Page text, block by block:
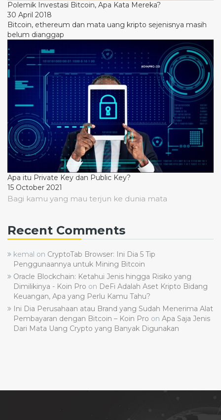
Polemik Investasi Bitcoin, Apa Kata Mereka?
30 April 2018
Bitcoin, ethereum dan mata uang kripto sejenisnya masih
belum dianggap
Apa itu Private Key dan Public Key?
15 October 2021
Bagi kamu yang mau terjun ke dunia mata
Recent Comments
kemal on CryptoTab Browser: Ini Dia 5 Tip
Penggunaannya untuk Mining Bitcoin
Oracle Blockchain: Ketahui Jenis hingga Risiko yang
Dimilikinya - Koin Pro on DeFi Adalah Aset Kripto Bidang
Keuangan, Apa yang Perlu Kamu Tahu?
Ini Dia Perusahaan atau Brand yang Sudah Menerima Alat
Pembayaran dengan Bitcoin – Koin Pro on Apa Saja Jenis
Dari Mata Uang Crypto yang Banyak Digunakan